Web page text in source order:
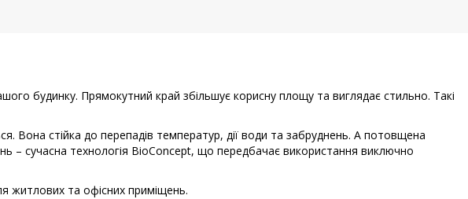
будинку. Прямокутний край збільшує корисну площу та виглядає стильно. Такі
Вона стійка до перепадів температур, дії води та забруднень. А потовщена
– сучасна технологія BioConcept, що передбачає використання виключно
житлових та офісних приміщень.